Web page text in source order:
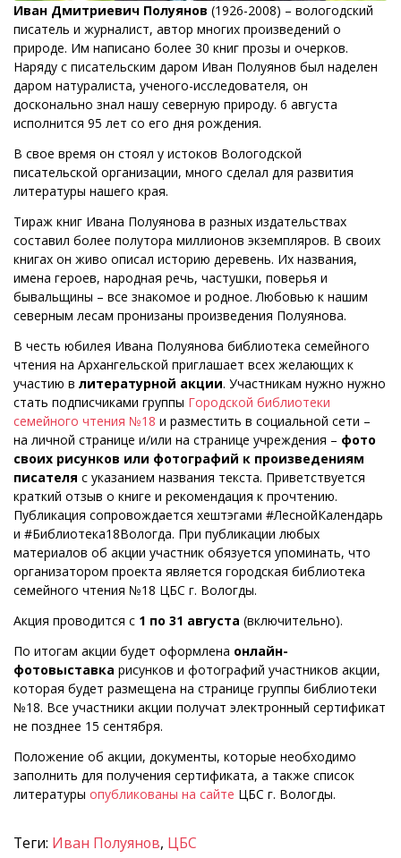
Иван Дмитриевич Полуянов (1926-2008) – вологодский
писатель и журналист, автор многих произведений о
природе. Им написано более 30 книг прозы и очерков.
Наряду с писательским даром Иван Полуянов был наделен
даром натуралиста, ученого-исследователя, он
досконально знал нашу северную природу. 6 августа
исполнится 95 лет со его дня рождения.
В свое время он стоял у истоков Вологодской
писательской организации, много сделал для развития
литературы нашего края.
Тираж книг Ивана Полуянова в разных издательствах
составил более полутора миллионов экземпляров. В своих
книгах он живо описал историю деревень. Их названия,
имена героев, народная речь, частушки, поверья и
бывальщины – все знакомое и родное. Любовью к нашим
северным лесам пронизаны произведения Полуянова.
В честь юбилея Ивана Полуянова библиотека семейного
чтения на Архангельской приглашает всех желающих к
участию в литературной акции. Участникам нужно нужно
стать подписчиками группы Городской библиотеки
семейного чтения №18 и разместить в социальной сети –
на личной странице и/или на странице учреждения – фото
своих рисунков или фотографий к произведениям
писателя с указанием названия текста. Приветствуется
краткий отзыв о книге и рекомендация к прочтению.
Публикация сопровождается хештэгами #ЛеснойКалендарь
и #Библиотека18Вологда. При публикации любых
материалов об акции участник обязуется упоминать, что
организатором проекта является городская библиотека
семейного чтения №18 ЦБС г. Вологды.
Акция проводится с 1 по 31 августа (включительно).
По итогам акции будет оформлена онлайн-
фотовыставка рисунков и фотографий участников акции,
которая будет размещена на странице группы библиотеки
№18. Все участники акции получат электронный сертификат
не позднее 15 сентября.
Положение об акции, документы, которые необходимо
заполнить для получения сертификата, а также список
литературы опубликованы на сайте ЦБС г. Вологды.
Теги: Иван Полуянов, ЦБС